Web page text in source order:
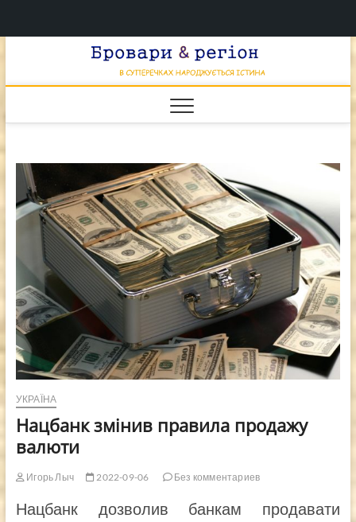
&
НАРОДЖУЄТЬСЯ
УКРАЇНА
Нацбанк змінив правила продажу
валюти
Игорь Лыч 2022-09-06 Без комментариев
Нацбанк дозволив банкам продавати